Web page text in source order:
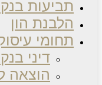
תביעות בנקים
הלבנת הון
תחומי עיסוק
דיני
הוצאה